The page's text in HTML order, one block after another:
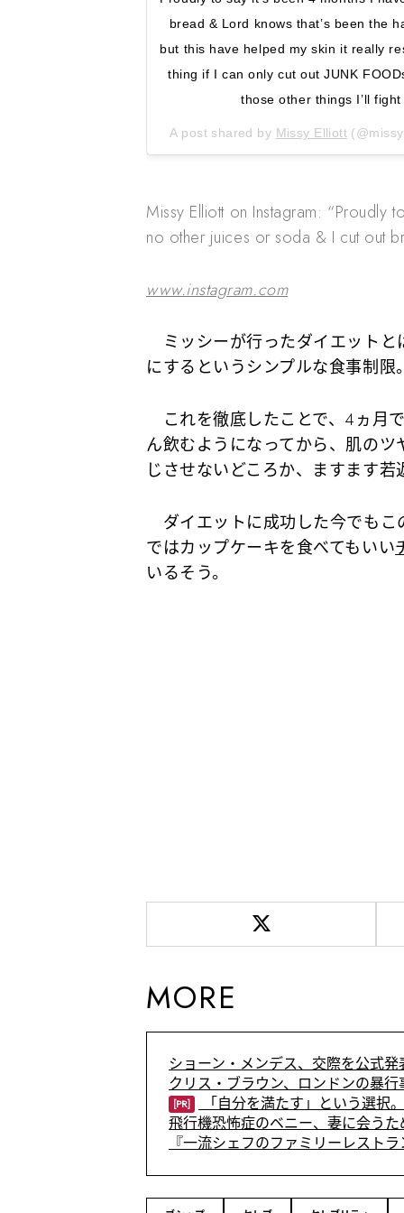
bread & Lord knows that’s been the
but this have helped my skin it really
thing if I can only cut out JUNK
those other things I’ll
A post shared by Missy Elliott
Missy Elliott on Instagram: “Proudly
no other juices or soda & I cut out
www.instagram.com
ミッシーが行ったダイエットと
にするというシンプルな食事制限。
これを徹底したことで、4ヵ月
ん飲むようになってから、肌の
じさせないどころか、ますます若
ダイエットに成功した今でもこ
ではカップケーキを食べてもいい
いるそう。
MORE
ショーン・メンデス、交際を公式
クリス・ブラウン、ロンドンの暴
[PR]
「自分を満たす」という選択
飛行機恐怖症のベニー、妻に会う
『一流シェフのファミリーレスト